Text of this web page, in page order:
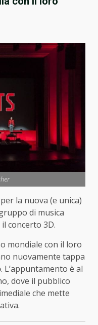
la nuova (e unica)
di musica
concerto 3D.
mondiale con il loro
nuovamente tappa
. L’appuntamento è al
dove il pubblico
che mette